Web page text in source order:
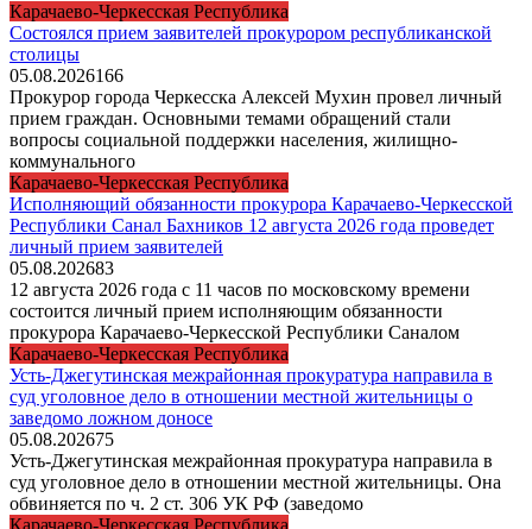
Карачаево-Черкесская Республика
Состоялся прием заявителей прокурором республиканской
столицы
05.08.2026166
Прокурор города Черкесска Алексей Мухин провел личный
прием граждан. Основными темами обращений стали
вопросы социальной поддержки населения, жилищно-
коммунального
Карачаево-Черкесская Республика
Исполняющий обязанности прокурора Карачаево-Черкесской
Республики Санал Бахников 12 августа 2026 года проведет
личный прием заявителей
05.08.202683
12 августа 2026 года с 11 часов по московскому времени
состоится личный прием исполняющим обязанности
прокурора Карачаево-Черкесской Республики Саналом
Карачаево-Черкесская Республика
Усть-Джегутинская межрайонная прокуратура направила в
суд уголовное дело в отношении местной жительницы о
заведомо ложном доносе
05.08.202675
Усть-Джегутинская межрайонная прокуратура направила в
суд уголовное дело в отношении местной жительницы. Она
обвиняется по ч. 2 ст. 306 УК РФ (заведомо